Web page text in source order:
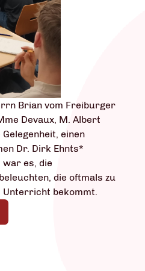
Brian vom Freiburger
Devaux, M. Albert
einen
Dr. Dirk Ehnts*
war es, die
die oftmals zu
Unterricht bekommt.